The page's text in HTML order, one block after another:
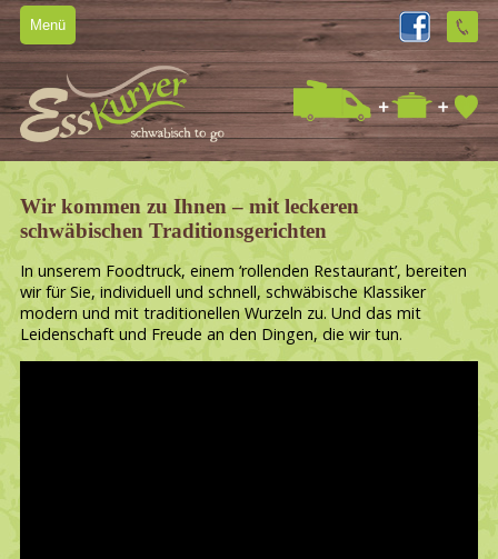
Menü
Home
Über uns
Speisen & Getränke
Catering
Aktuelles
Kontakt
Feedback
Impressum
Wir kommen zu Ihnen – mit leckeren
schwäbischen Traditionsgerichten
In unserem Foodtruck, einem ‘rollenden Restaurant’, bereiten
wir für Sie, individuell und schnell, schwäbische Klassiker
modern und mit traditionellen Wurzeln zu. Und das mit
Leidenschaft und Freude an den Dingen, die wir tun.